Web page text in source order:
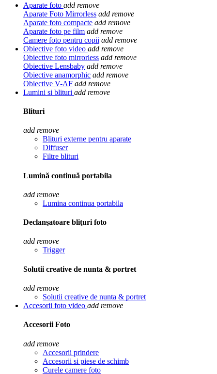
Aparate foto add remove
Aparate Foto Mirrorless add remove
Aparate foto compacte add remove
Aparate foto pe film add remove
Camere foto pentru copii add remove
Obiective foto video add remove
Obiective foto mirrorless add remove
Obiective Lensbaby add remove
Obiective anamorphic add remove
Obiective V-AF add remove
Lumini si blituri add remove
Blituri
add remove
Blituri externe pentru aparate
Diffuser
Filtre blituri
Lumină continuă portabila
add remove
Lumina continua portabila
Declanşatoare bliţuri foto
add remove
Trigger
Solutii creative de nunta & portret
add remove
Solutii creative de nunta & portret
Accesorii foto video add remove
Accesorii Foto
add remove
Accesorii prindere
Accesorii si piese de schimb
Curele camere foto